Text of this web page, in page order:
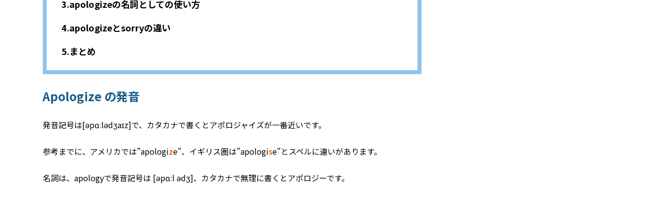
apologizeの名詞としての使い方
apologizeとsorryの違い
まとめ
Apologize の発音
発音記号は[əpɑːlədʒaɪz]で、カタカナで書くとアポロジャイズが一番近いです。
参考までに、アメリカでは”apologize”、イギリス圏は”apologise”とスペルに違いがあります。
名詞は、apologyで発音記号は [əpɑːl ədʒ]、カタカナで無理に書くとアポロジーです。